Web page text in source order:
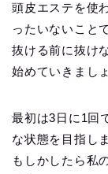
頭皮エステを使
ったいないこと
抜ける前に抜け
始めていきまし
最初は3日に1回
な状態を目指し
もしかしたら私